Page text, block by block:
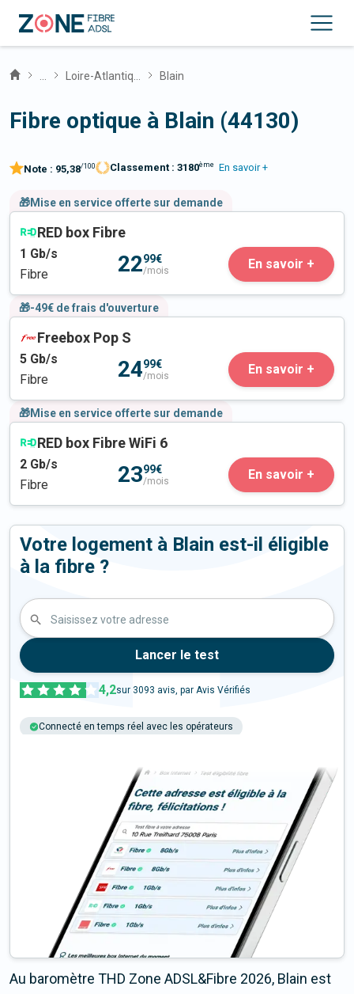
Blain
Fibre optique à Blain (44130)
Note : 95,38/100 Classement : 3180ème En savoir +
🎁Mise en service offerte sur demande
RED box Fibre
1 Gb/s
Fibre
2299€
/mois En savoir +
🎁-49€ de frais d'ouverture
Freebox Pop S
5 Gb/s
Fibre
2499€
/mois En savoir +
🎁Mise en service offerte sur demande
RED box Fibre WiFi 6
2 Gb/s
Fibre
2399€
/mois En savoir +
Votre logement à Blain est-il éligible
à la fibre ?
Saisissez votre adresse
Lancer le test
4,2sur 3093 avis, par Avis Vérifiés
Connecté en temps réel avec les opérateurs
Au baromètre THD Zone ADSL&Fibre 2026, Blain est